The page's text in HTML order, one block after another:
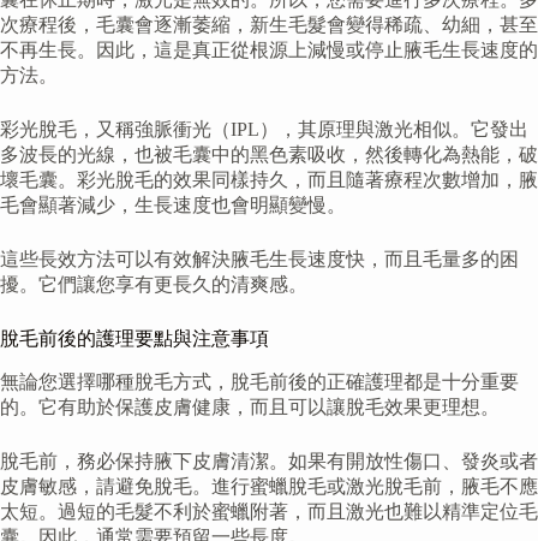
次療程後，毛囊會逐漸萎縮，新生毛髮會變得稀疏、幼細，甚至
不再生長。因此，這是真正從根源上減慢或停止腋毛生長速度的
方法。
彩光脫毛，又稱強脈衝光（IPL），其原理與激光相似。它發出
多波長的光線，也被毛囊中的黑色素吸收，然後轉化為熱能，破
壞毛囊。彩光脫毛的效果同樣持久，而且隨著療程次數增加，腋
毛會顯著減少，生長速度也會明顯變慢。
這些長效方法可以有效解決腋毛生長速度快，而且毛量多的困
擾。它們讓您享有更長久的清爽感。
脫毛前後的護理要點與注意事項
無論您選擇哪種脫毛方式，脫毛前後的正確護理都是十分重要
的。它有助於保護皮膚健康，而且可以讓脫毛效果更理想。
脫毛前，務必保持腋下皮膚清潔。如果有開放性傷口、發炎或者
皮膚敏感，請避免脫毛。進行蜜蠟脫毛或激光脫毛前，腋毛不應
太短。過短的毛髮不利於蜜蠟附著，而且激光也難以精準定位毛
囊。因此，通常需要預留一些長度。